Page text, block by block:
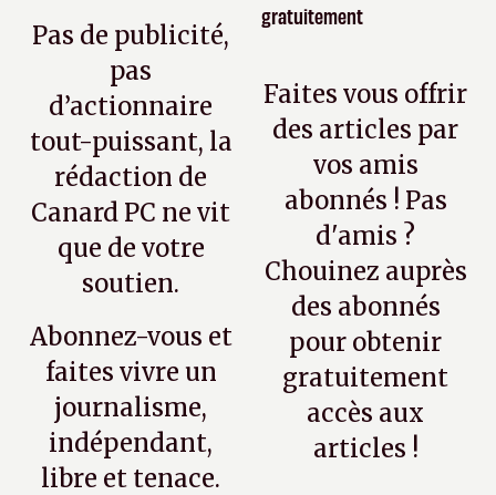
Pas de publicité,
pas
d’actionnaire
tout-puissant, la
rédaction de
Canard PC ne vit
que de votre
soutien.
Abonnez-vous et
faites vivre un
journalisme,
indépendant,
libre et tenace.
gratuitement
Faites vous offrir
des articles par
vos amis
abonnés ! Pas
d'amis ?
Chouinez auprès
des abonnés
pour obtenir
gratuitement
accès aux
articles !